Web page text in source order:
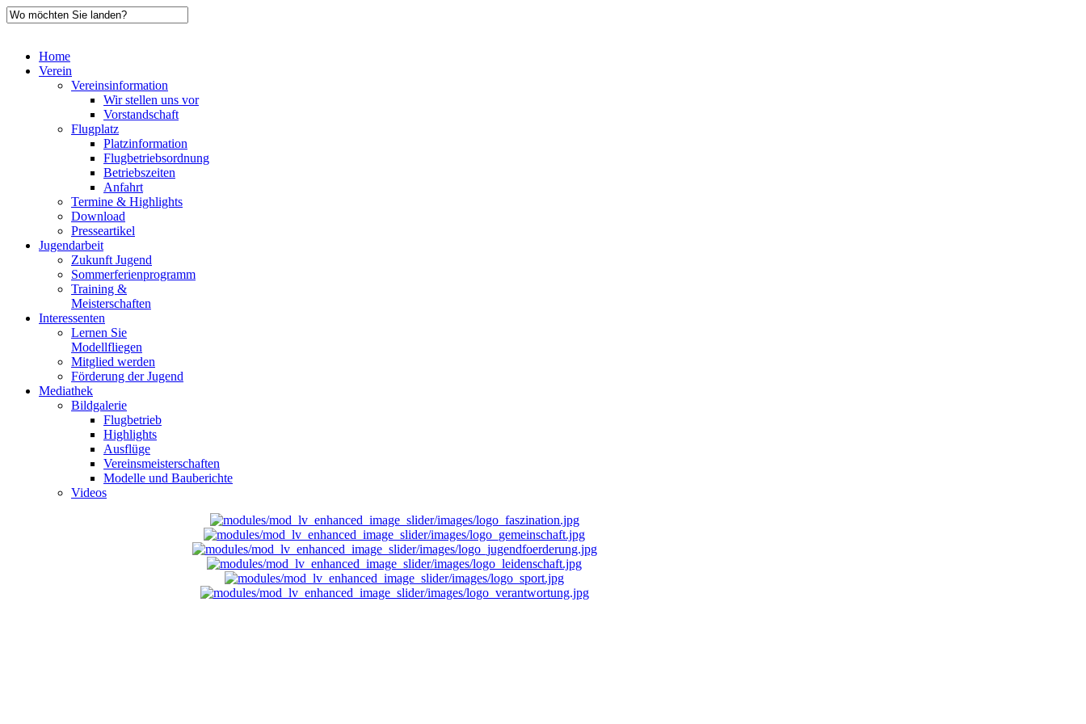
Home
Verein
Vereinsinformation
Wir stellen uns vor
Vorstandschaft
Flugplatz
Platzinformation
Flugbetriebsordnung
Betriebszeiten
Anfahrt
Termine & Highlights
Download
Presseartikel
Jugendarbeit
Zukunft Jugend
Sommerferienprogramm
Training &
Meisterschaften
Interessenten
Lernen Sie
Modellfliegen
Mitglied werden
Förderung der Jugend
Mediathek
Bildgalerie
Flugbetrieb
Highlights
Ausflüge
Vereinsmeisterschaften
Modelle und Bauberichte
Videos